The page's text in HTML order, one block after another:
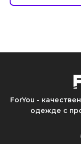
ForYou -
одежде с